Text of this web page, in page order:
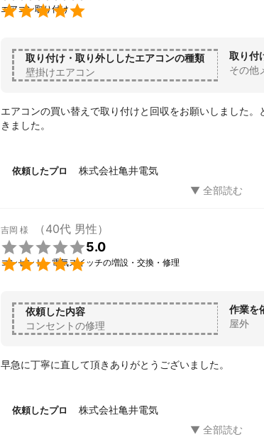

エアコン取り付け
取り付け・取り外ししたエアコンの種類
壁掛けエアコン
取り付
その他
エアコンの買い替えで取り付けと回収をお願いしました
きました。
依頼したプロ 株式会社亀井電気
吉岡 様 （40代 男性）


5.0
コンセント・電気スイッチの増設・交換・修理
依頼した内容
コンセントの修理
作業を
屋外
早急に丁寧に直して頂きありがとうございました。
依頼したプロ 株式会社亀井電気